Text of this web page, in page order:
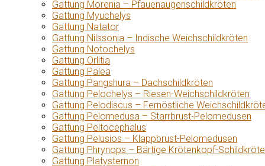
Gattung Morenia – Pfauenaugenschildkröten
Gattung Myuchelys
Gattung Natator
Gattung Nilssonia – Indische Weichschildkröten
Gattung Notochelys
Gattung Orlitia
Gattung Palea
Gattung Pangshura – Dachschildkröten
Gattung Pelochelys – Riesen-Weichschildkröten
Gattung Pelodiscus – Fernöstliche
Gattung Pelomedusa – Starrbrust-Pelomedusen
Gattung Peltocephalus
Gattung Pelusios – Klappbrust-Pelomedusen
Gattung Phrynops – Bärtige Krötenkopf-
Gattung Platysternon